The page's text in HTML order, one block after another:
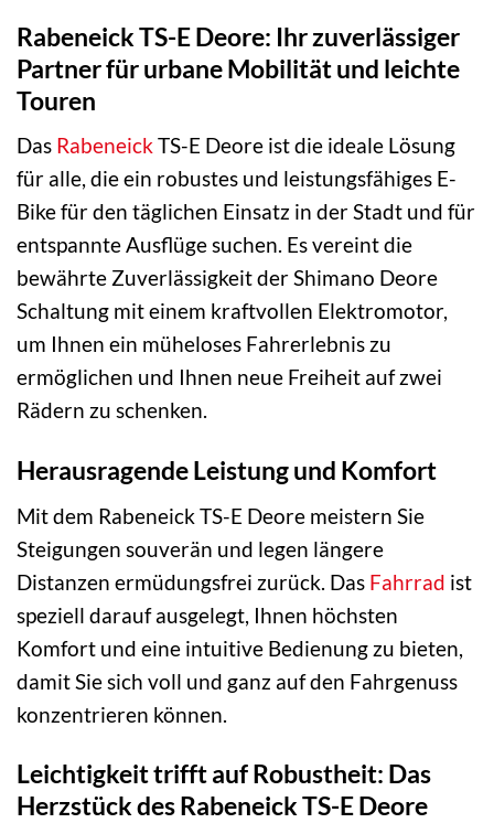
Rabeneick TS-E Deore: Ihr zuverlässiger
Partner für urbane Mobilität und leichte
Touren
Das RabeneickTS-E Deore ist die ideale Lösung
für alle, die ein robustes und leistungsfähiges E-
Bike für den täglichen Einsatz in der Stadt und für
entspannte Ausflüge suchen. Es vereint die
bewährte Zuverlässigkeit der Shimano Deore
Schaltung mit einem kraftvollen Elektromotor,
um Ihnen ein müheloses Fahrerlebnis zu
ermöglichen und Ihnen neue Freiheit auf zwei
Rädern zu schenken.
Herausragende Leistung und Komfort
Mit dem Rabeneick TS-E Deore meistern Sie
Steigungen souverän und legen längere
Distanzen ermüdungsfrei zurück. Das Fahrrad ist
speziell darauf ausgelegt, Ihnen höchsten
Komfort und eine intuitive Bedienung zu bieten,
damit Sie sich voll und ganz auf den Fahrgenuss
konzentrieren können.
Leichtigkeit trifft auf Robustheit: Das
Herzstück des Rabeneick TS-E Deore